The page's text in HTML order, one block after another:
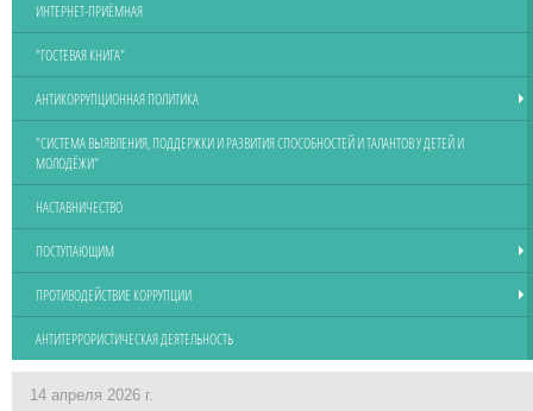
ИНТЕРНЕТ-ПРИЁМНАЯ
"ГОСТЕВАЯ КНИГА"
АНТИКОРРУПЦИОННАЯ ПОЛИТИКА
"СИСТЕМА ВЫЯВЛЕНИЯ, ПОДДЕРЖКИ И РАЗВИТИЯ СПОСОБНОСТЕЙ И ТАЛАНТОВ У ДЕТЕЙ И
МОЛОДЁЖИ"
НАСТАВНИЧЕСТВО
ПОСТУПАЮЩИМ
ПРОТИВОДЕЙСТВИЕ КОРРУПЦИИ
АНТИТЕРРОРИСТИЧЕСКАЯ ДЕЯТЕЛЬНОСТЬ
14 апреля 2026 г.